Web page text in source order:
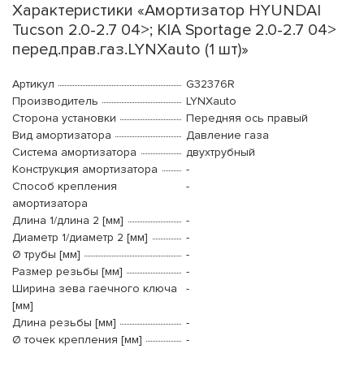
Характеристики «Амортизатор HYUNDAI
Tucson 2.0-2.7 04>; KIA Sportage 2.0-2.7 04>
перед.прав.газ.LYNXauto (1 шт)»
Артикул
G32376R
Производитель
LYNXauto
Сторона установки
Передняя ось правый
Вид амортизатора
Давление газа
Система амортизатора
двухтрубный
Конструкция амортизатора
-
Способ крепления
амортизатора
-
Длина 1/длина 2 [мм]
-
Диаметр 1/диаметр 2 [мм]
-
Ø трубы [мм]
-
Размер резьбы [мм]
-
Ширина зева гаечного ключа
[мм]
-
Длина резьбы [мм]
-
Ø точек крепления [мм]
-